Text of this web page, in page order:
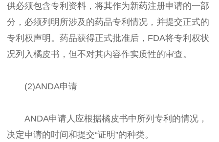
供必须包含专利资料，将其作为新药注册申请的一部
分，必须列明所涉及的药品专利情况，并提交正式的
专利权声明。药品获得正式批准后，FDA将专利权状
况列入橘皮书，但不对其内容作实质性的审查。
(2)ANDA申请
ANDA申请人应根据橘皮书中所列专利的情况，
决定申请的时间和提交“证明”的种类。